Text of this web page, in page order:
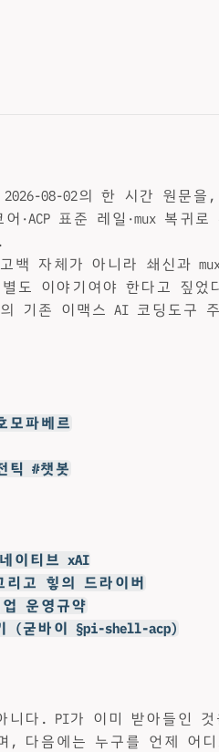
08-02의 한 시간 원문을
·ACP 표준 레일·mux 복귀로
백 자체가 아니라 쇄신과
도 이야기여야 한다고 짚었
기존 이맥스 AI 코딩도구
모파베르
틱 #챗봇
이티브 xAI
고 힣의 드라이버
운영규약
(굳바이 §pi-shell-acp)
니다. PI가 이미 받아들인 것
, 다음에는 누구를 언제 어